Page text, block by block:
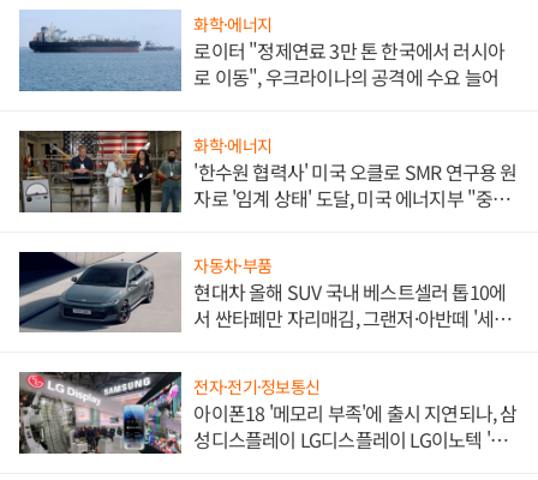
화학·에너지
로이터 "정제연료 3만 톤 한국에서 러시아
로 이동", 우크라이나의 공격에 수요 늘어
화학·에너지
'한수원 협력사' 미국 오클로 SMR 연구용 원
자로 '임계 상태' 도달, 미국 에너지부 "중요
자동차·부품
현대차 올해 SUV 국내 베스트셀러 톱10에
서 싼타페만 자리매김, 그랜저·아반떼 '세단
전자·전기·정보통신
아이폰18 '메모리 부족'에 출시 지연되나, 삼
성디스플레이 LG디스플레이 LG이노텍 '탈